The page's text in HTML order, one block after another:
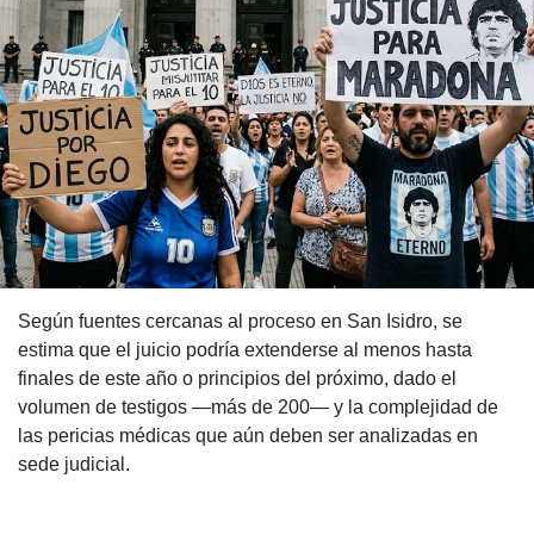
Según fuentes cercanas al proceso en San Isidro, se
estima que el juicio podría extenderse al menos hasta
finales de este año o principios del próximo, dado el
volumen de testigos —más de 200— y la complejidad de
las pericias médicas que aún deben ser analizadas en
sede judicial.